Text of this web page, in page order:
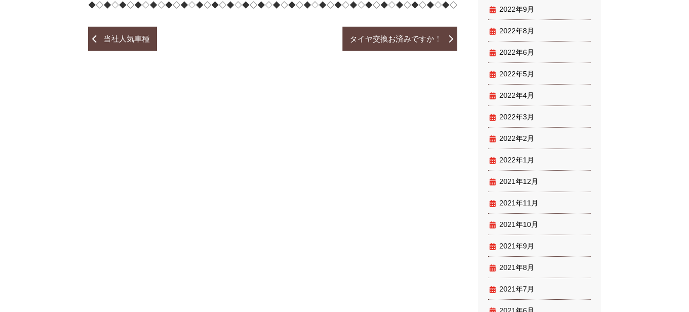
◆◇◆◇◆◇◆◇◆◇◆◇◆◇◆◇◆◇◆◇◆◇◆◇◆◇◆◇◆◇◆◇◆◇◆◇◆◇◆◇◆◇◆◇◆◇◆◇
当社人気車種 タイヤ交換お済みですか！
2022年9月
2022年8月
2022年6月
2022年5月
2022年4月
2022年3月
2022年2月
2022年1月
2021年12月
2021年11月
2021年10月
2021年9月
2021年8月
2021年7月